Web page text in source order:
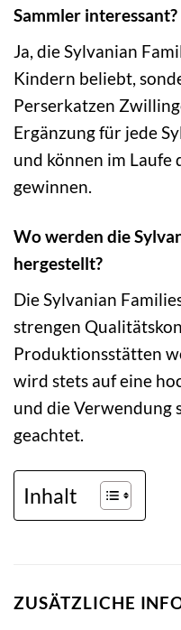
Sammler interessant?
Ja, die Sylvanian
Kindern beliebt,
Perserkatzen
Ergänzung für jede
und können im Laufe
gewinnen.
Wo werden die
hergestellt?
Die Sylvanian
strengen
Produktionsstätten
wird stets auf eine
und die Verwendung
geachtet.
Inhalt
ZUSÄTZLICHE